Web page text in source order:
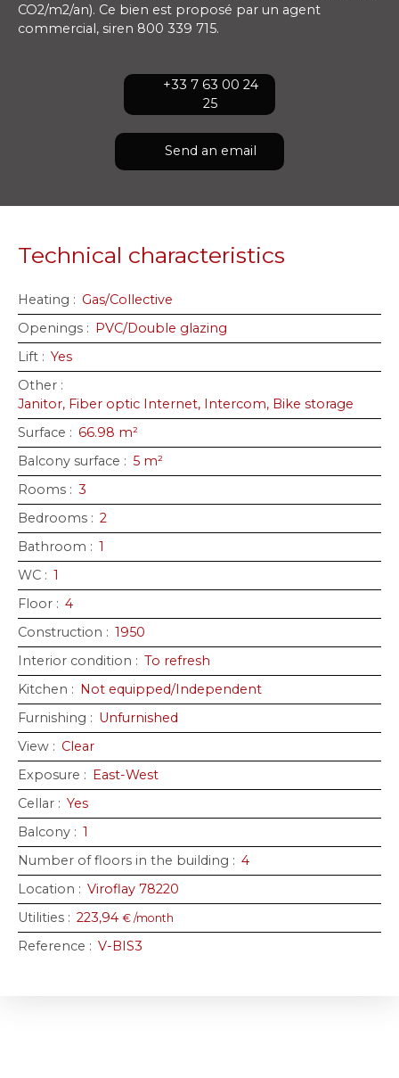
CO2/m2/an). Ce bien est proposé par un agent
commercial, siren 800 339 715.
+33 7 63 00 24
25
Send an email
Technical characteristics
Heating : Gas/Collective
Openings : PVC/Double glazing
Lift : Yes
Other :
Janitor, Fiber optic Internet, Intercom, Bike storage
Surface : 66.98 m²
Balcony surface : 5 m²
Rooms : 3
Bedrooms : 2
Bathroom : 1
WC : 1
Floor : 4
Construction : 1950
Interior condition : To refresh
Kitchen : Not equipped/Independent
Furnishing : Unfurnished
View : Clear
Exposure : East-West
Cellar : Yes
Balcony : 1
Number of floors in the building : 4
Location : Viroflay 78220
Utilities : 223,94 € /month
Reference : V-BIS3